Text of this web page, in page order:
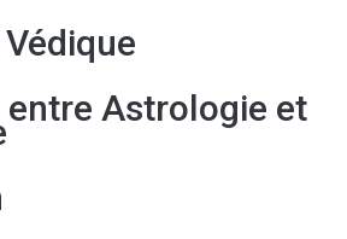
Astrologie et